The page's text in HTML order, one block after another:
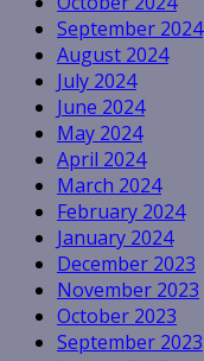
September 2024
August 2024
July 2024
June 2024
May 2024
April 2024
March 2024
February 2024
January 2024
December 2023
November 2023
October 2023
September 2023